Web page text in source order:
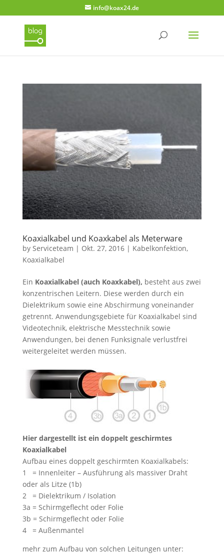
info@koax24.de
Koaxialkabel und Koaxkabel als Meterware
by Serviceteam | Okt. 27, 2016| Kabelkonfektion,
Koaxialkabel
Ein Koaxialkabel (auch Koaxkabel), besteht aus zwei
konzentrischen Leitern. Diese werden durch ein
Dielektrikum sowie eine Abschirmung voneinander
getrennt. Anwendungsgebiete für Koaxialkabel sind
Videotechnik, elektrische Messtechnik sowie
Anwendungen, bei denen Funksignale verlustfrei
weitergeleitet werden müssen.
Hier dargestellt ist ein doppelt geschirmtes
Koaxialkabel
Aufbau eines doppelt geschirmten Koaxialkabels:
1 = Innenleiter – Ausführung als massiver Draht
oder als Litze (1b)
2 = Dielektrikum / Isolation
3a = Schirmgeflecht oder Folie
3b = Schirmgeflecht oder Folie
4 = Außenmantel
mehr zum Aufbau von solchen Leitungen unter: